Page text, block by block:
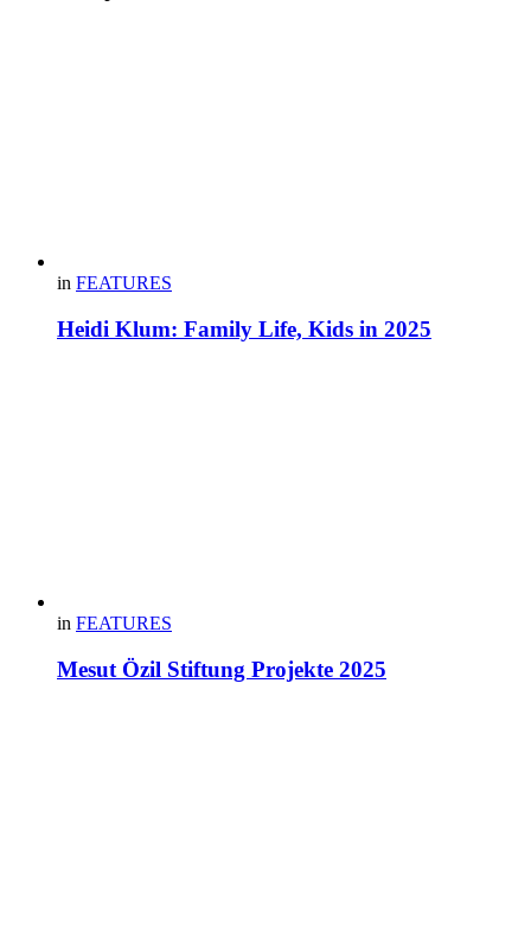
in FEATURES
Heidi Klum: Family Life, Kids in 2025
in FEATURES
Mesut Özil Stiftung Projekte 2025